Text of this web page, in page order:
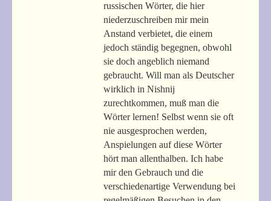
russischen Wörter, die hier
niederzuschreiben mir mein
Anstand verbietet, die einem
jedoch ständig begegnen, obwohl
sie doch angeblich niemand
gebraucht. Will man als Deutscher
wirklich in Nishnij
zurechtkommen, muß man die
Wörter lernen! Selbst wenn sie oft
nie ausgesprochen werden,
Anspielungen auf diese Wörter
hört man allenthalben. Ich habe
mir den Gebrauch und die
verschiedenartige Verwendung bei